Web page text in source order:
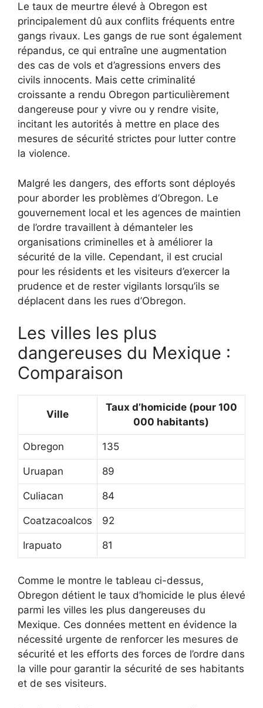
Le taux de meurtre élevé à Obregon est
principalement dû aux conflits fréquents entre
gangs rivaux. Les gangs de rue sont également
répandus, ce qui entraîne une augmentation
des cas de vols et d’agressions envers des
civils innocents. Mais cette criminalité
croissante a rendu Obregon particulièrement
dangereuse pour y vivre ou y rendre visite,
incitant les autorités à mettre en place des
mesures de sécurité strictes pour lutter contre
la violence.
Malgré les dangers, des efforts sont déployés
pour aborder les problèmes d’Obregon. Le
gouvernement local et les agences de maintien
de l’ordre travaillent à démanteler les
organisations criminelles et à améliorer la
sécurité de la ville. Cependant, il est crucial
pour les résidents et les visiteurs d’exercer la
prudence et de rester vigilants lorsqu’ils se
déplacent dans les rues d’Obregon.
Les villes les plus
dangereuses du Mexique :
Comparaison
Ville
Taux d’homicide (pour 100
000 habitants)
Obregon 135
Uruapan 89
Culiacan 84
Coatzacoalcos 92
Irapuato 81
Comme le montre le tableau ci-dessus,
Obregon détient le taux d’homicide le plus élevé
parmi les villes les plus dangereuses du
Mexique. Ces données mettent en évidence la
nécessité urgente de renforcer les mesures de
sécurité et les efforts des forces de l’ordre dans
la ville pour garantir la sécurité de ses habitants
et de ses visiteurs.